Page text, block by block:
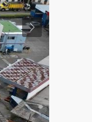
Previous